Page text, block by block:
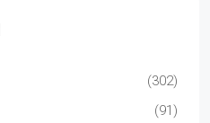
(302)
(91)